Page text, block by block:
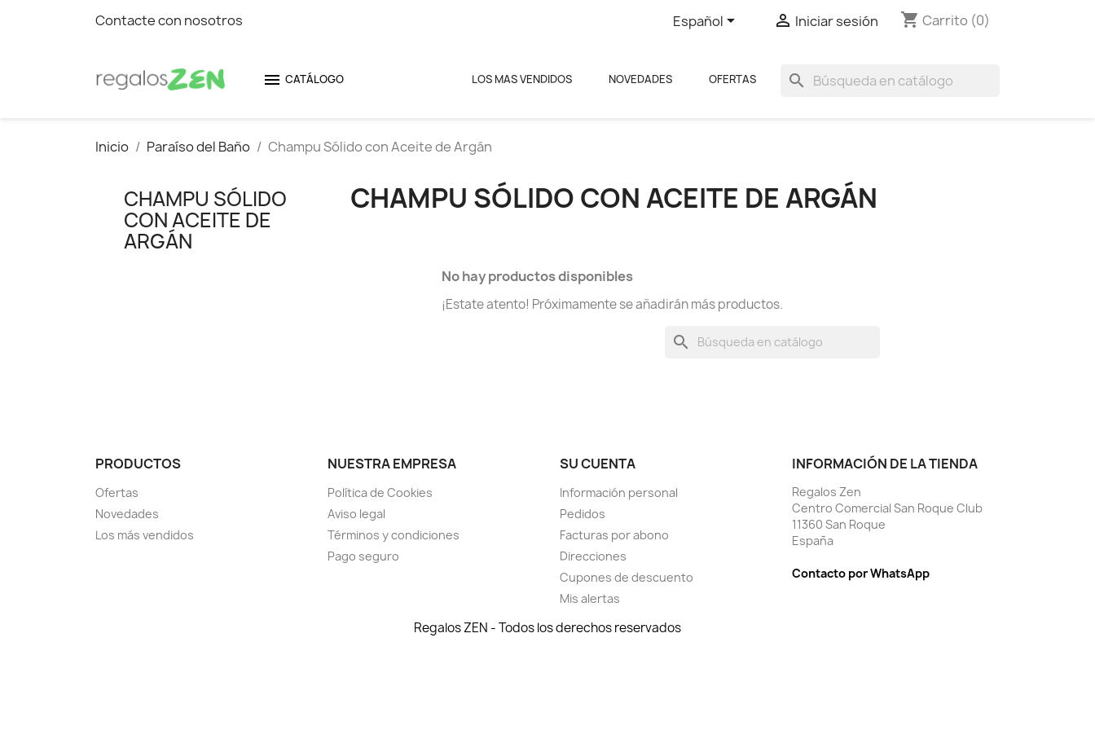
Contacte con nosotros Español  Iniciar sesión shopping_cart Carrito (0)
search
OFERTAS
NOVEDADES
LOS MAS VENDIDOS
 CATÁLOGO
Inicio Paraíso del Baño Champu Sólido con Aceite de Argán
CHAMPU SÓLIDO
CON ACEITE DE
ARGÁN
CHAMPU SÓLIDO CON ACEITE DE ARGÁN
No hay productos disponibles
¡Estate atento! Próximamente se añadirán más productos.
search
PRODUCTOS
Ofertas
Novedades
Los más vendidos
NUESTRA EMPRESA
Política de Cookies
Aviso legal
Términos y condiciones
Pago seguro
SU CUENTA
Información personal
Pedidos
Facturas por abono
Direcciones
Cupones de descuento
Mis alertas
INFORMACIÓN DE LA TIENDA
Regalos Zen
Centro Comercial San Roque Club
11360 San Roque
España
Contacto por WhatsApp
Regalos ZEN - Todos los derechos reservados